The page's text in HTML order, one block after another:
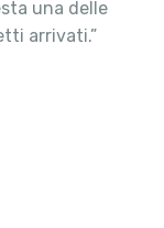
una delle
arrivati.”